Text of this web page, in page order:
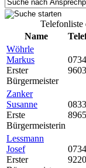
Telefonliste
Name
Wöhrle
Markus
Erster
Bürgermeister
Zanker
Susanne
Erste
Bürgermeisterin
8965
Lessmann
Josef
Erster